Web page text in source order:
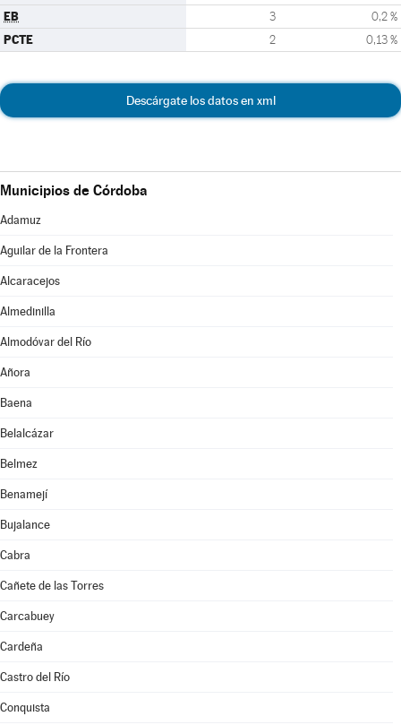
EB 3 0,2 %
PCTE 2 0,13 %
Descárgate los datos en xml
Municipios de Córdoba
Adamuz
Aguilar de la Frontera
Alcaracejos
Almedinilla
Almodóvar del Río
Añora
Baena
Belalcázar
Belmez
Benamejí
Bujalance
Cabra
Cañete de las Torres
Carcabuey
Cardeña
Castro del Río
Conquista